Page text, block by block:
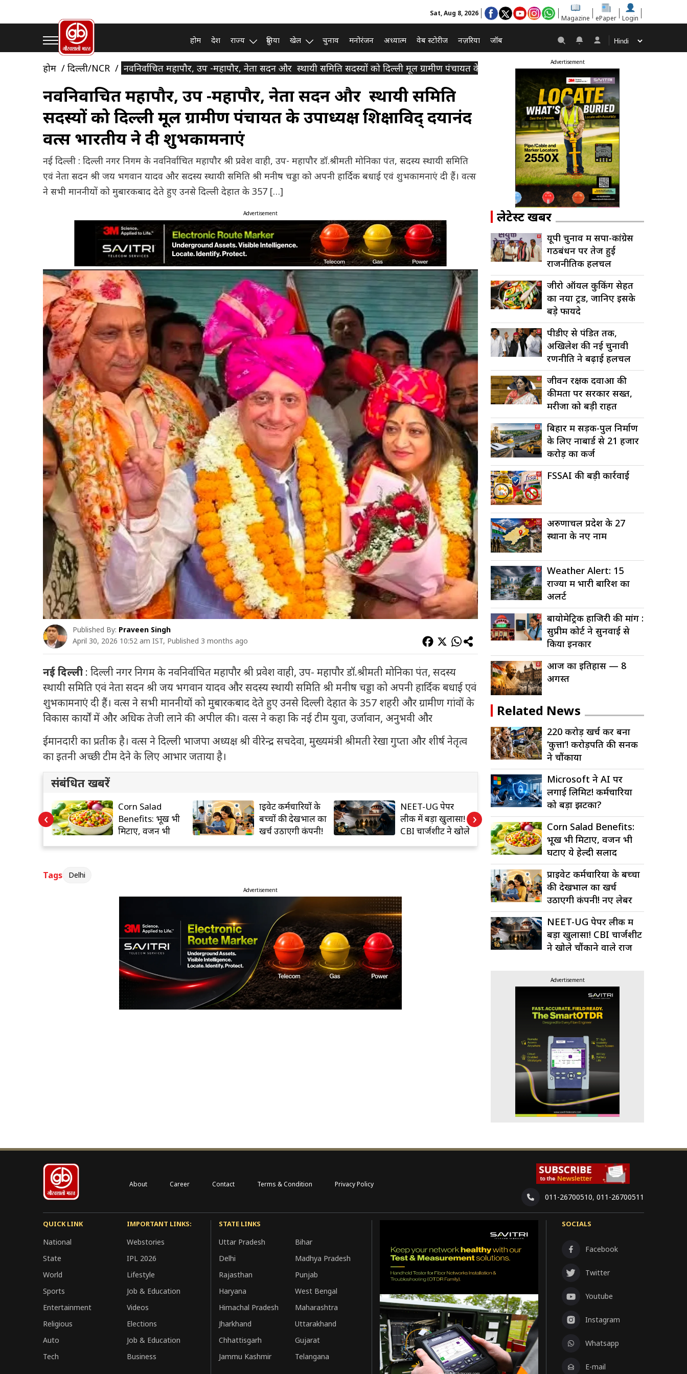
Sat, Aug 8, 2026
Magazine ePaper Login
होम देश राज्य दुनिया खेल चुनाव मनोरंजन अध्यात्म वेब स्टोरीज नज़रिया जॉब
होम दिल्ली/NCR नवनिर्वाचित महापौर, उप -महापौर, नेता सदन और स्थायी समिति सदस्यों को दिल्ली मूल ग्रामीण पंचायत के उपाध्यक्ष शिक्षाविद् दयानंद वत्स भारतीय ने दी शुभकामनाएं
नवनिर्वाचित महापौर, उप -महापौर, नेता सदन और स्थायी समिति
सदस्यों को दिल्ली मूल ग्रामीण पंचायत के उपाध्यक्ष शिक्षाविद् दयानंद
वत्स भारतीय ने दी शुभकामनाएं
नई दिल्ली : दिल्ली नगर निगम के नवनिर्वाचित महापौर श्री प्रवेश वाही, उप- महापौर डॉ.श्रीमती मोनिका पंत, सदस्य स्थायी समिति
एवं नेता सदन श्री जय भगवान यादव और सदस्य स्थायी समिति श्री मनीष चड्डा को अपनी हार्दिक बधाई एवं शुभकामनाएं दी हैं। वत्स
ने सभी माननीयों को मुबारकबाद देते हुए उनसे दिल्ली देहात के 357 […]
Advertisement
Published By: Praveen Singh
April 30, 2026 10:52 am IST, Published 3 months ago
नई दिल्ली : दिल्ली नगर निगम के नवनिर्वाचित महापौर श्री प्रवेश वाही, उप- महापौर डॉ.श्रीमती मोनिका पंत, सदस्य
स्थायी समिति एवं नेता सदन श्री जय भगवान यादव और सदस्य स्थायी समिति श्री मनीष चड्डा को अपनी हार्दिक बधाई एवं
शुभकामनाएं दी हैं। वत्स ने सभी माननीयों को मुबारकबाद देते हुए उनसे दिल्ली देहात के 357 शहरी और ग्रामीण गांवों के
विकास कार्यों में और अधिक तेजी लाने की अपील की। वत्स ने कहा कि नई टीम युवा, उर्जावान, अनुभवी और
ईमानदारी का प्रतीक है। वत्स ने दिल्ली भाजपा अध्यक्ष श्री वीरेन्द्र सचदेवा, मुख्यमंत्री श्रीमती रेखा गुप्ता और शीर्ष नेतृत्व
का इतनी अच्छी टीम देने के लिए आभार जताया है।
संबंधित खबरें
Corn Salad
Benefits: भूख भी
मिटाए, वजन भी
घटाए ये हेल्दी सलाद
प्राइवेट कर्मचारियों के
बच्चों की देखभाल का
खर्च उठाएगी कंपनी!
नए लेबर कोड में बड़ा
NEET-UG पेपर
लीक में बड़ा खुलासा!
CBI चार्जशीट ने खोले
चौंकाने वाले राज
Alert! कहीं आप भी
तो नहीं खा रहे नकली
पनीर? ऐसे करें
पहचान
‹ ›
Tags Delhi
Advertisement
Advertisement
लेटेस्ट खबरें
यूपी चुनाव में सपा-कांग्रेस
गठबंधन पर तेज हुई
राजनीतिक हलचल
जीरो ऑयल कुकिंग सेहत
का नया ट्रेंड, जानिए इसके
बड़े फायदे
पीडीए से पंडित तक,
अखिलेश की नई चुनावी
रणनीति ने बढ़ाई हलचल
जीवन रक्षक दवाओं की
कीमतों पर सरकार सख्त,
मरीजों को बड़ी राहत
बिहार में सड़क-पुल निर्माण
के लिए नाबार्ड से 21 हजार
करोड़ का कर्ज
FSSAI की बड़ी कार्रवाई
अरुणाचल प्रदेश के 27
स्थानों के नए नाम
Weather Alert: 15
राज्यों में भारी बारिश का
अलर्ट
बायोमेट्रिक हाजिरी की मांग :
सुप्रीम कोर्ट ने सुनवाई से
किया इनकार
आज का इतिहास — 8
अगस्त
Related News
220 करोड़ खर्च कर बना
‘कुत्ता’! करोड़पति की सनक
ने चौंकाया
Microsoft ने AI पर
लगाई लिमिट! कर्मचारियों
को बड़ा झटका?
Corn Salad Benefits:
भूख भी मिटाए, वजन भी
घटाए ये हेल्दी सलाद
प्राइवेट कर्मचारियों के बच्चों
की देखभाल का खर्च
उठाएगी कंपनी! नए लेबर
कोड में बड़ा...
NEET-UG पेपर लीक में
बड़ा खुलासा! CBI चार्जशीट
ने खोले चौंकाने वाले राज
Advertisement
About Career Contact Terms & Condition Privacy Policy
011-26700510, 011-26700511
QUICK LINK
National
State
World
Sports
Entertainment
Religious
Auto
Tech
IMPORTANT LINKS:
Webstories
IPL 2026
Lifestyle
Job & Education
Videos
Elections
Job & Education
Business
STATE LINKS
Uttar Pradesh
Bihar
Delhi
Madhya Pradesh
Rajasthan
Punjab
Haryana
West Bengal
Himachal Pradesh
Maharashtra
Jharkhand
Uttarakhand
Chhattisgarh
Gujarat
Jammu Kashmir
Telangana
SOCIALS
Facebook
Twitter
Youtube
Instagram
Whatsapp
E-mail